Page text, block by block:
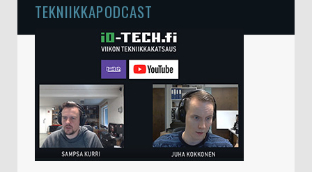
TEKNIIKKAPODCAST